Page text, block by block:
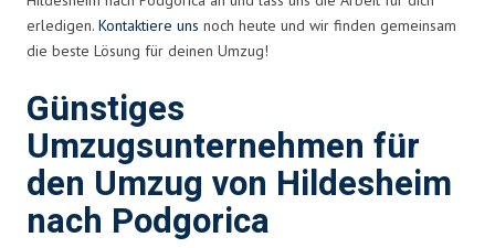
erledigen. Kontaktiere uns noch heute und wir finden gemeinsam
die beste Lösung für deinen Umzug!
Günstiges
Umzugsunternehmen für
den Umzug von Hildesheim
nach Podgorica